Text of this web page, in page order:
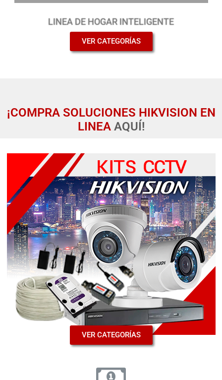
LINEA DE HOGAR INTELIGENTE
VER CATEGORÍAS
¡COMPRA SOLUCIONES HIKVISION EN
LINEA AQUÍ!
VER CATEGORÍAS